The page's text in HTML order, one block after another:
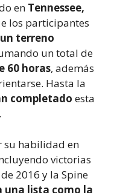
en Tennessee,
los participantes
terreno
un total de
60 horas, además
Hasta la
completado esta
su habilidad en
victorias
2016 y la Spine
una lista como la